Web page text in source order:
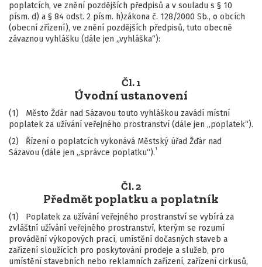
poplatcích, ve znění pozdějších předpisů a v souladu s § 10
písm. d) a § 84 odst. 2 písm. h)zákona č. 128/2000 Sb., o obcích
(obecní zřízení), ve znění pozdějších předpisů, tuto obecně
závaznou vyhlášku (dále jen „vyhláška“):
Čl. 1
Úvodní ustanovení
(1) Město Žďár nad Sázavou touto vyhláškou zavádí místní
poplatek za užívání veřejného prostranství (dále jen „poplatek“).
(2) Řízení o poplatcích vykonává Městský úřad Žďár nad
Sázavou (dále jen „správce poplatku“). 1
Čl. 2
Předmět poplatku a poplatník
(1) Poplatek za užívání veřejného prostranství se vybírá za
zvláštní užívání veřejného prostranství, kterým se rozumí
provádění výkopových prací, umístění dočasných staveb a
zařízení sloužících pro poskytování prodeje a služeb, pro
umístění stavebních nebo reklamních zařízení, zařízení cirkusů,